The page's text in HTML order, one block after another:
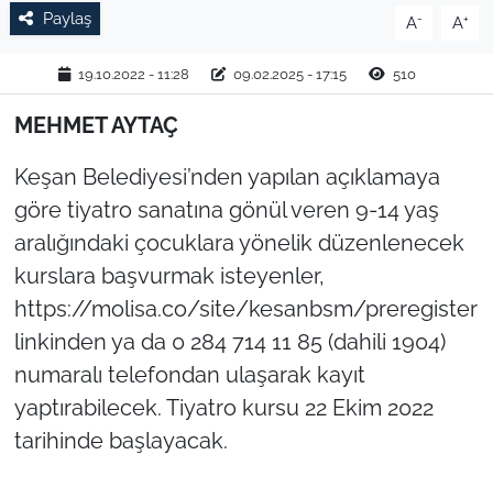
Paylaş A- A+
19.10.2022 - 11:28 09.02.2025 - 17:15 510
MEHMET AYTAÇ
Keşan Belediyesi’nden yapılan açıklamaya
göre tiyatro sanatına gönül veren 9-14 yaş
aralığındaki çocuklara yönelik düzenlenecek
kurslara başvurmak isteyenler,
https://molisa.co/site/kesanbsm/preregister
linkinden ya da 0 284 714 11 85 (dahili 1904)
numaralı telefondan ulaşarak kayıt
yaptırabilecek. Tiyatro kursu 22 Ekim 2022
tarihinde başlayacak.
SPOR
YAŞAM
TEKİRDAĞ
KIRKLARELİ
ÇANAKKALE
TÜRKİYE
Bölge